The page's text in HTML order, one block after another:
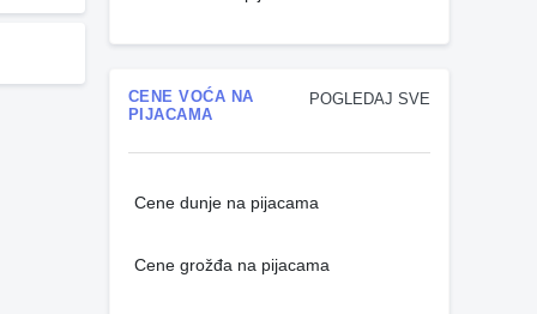
POGLEDAJ SVE
CENE VOĆA NA
PIJACAMA
Cene dunje na pijacama
Cene grožđa na pijacama